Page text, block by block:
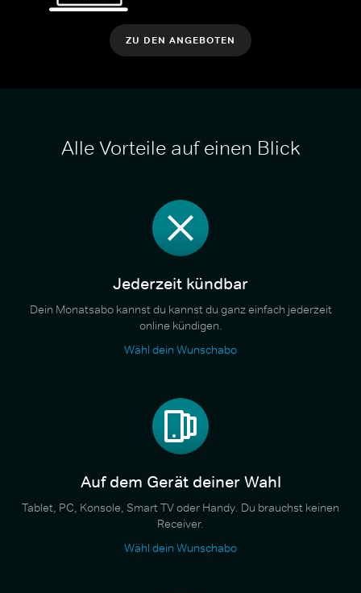
ZU DEN ANGEBOTEN
Alle Vorteile auf einen Blick
Jederzeit kündbar
Dein Monatsabo kannst du kannst du ganz einfach jederzeit
online kündigen.
Wähl dein Wunschabo
Auf dem Gerät deiner Wahl
Tablet, PC, Konsole, Smart TV oder Handy. Du brauchst keinen
Receiver.
Wähl dein Wunschabo